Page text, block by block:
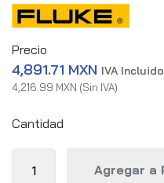
Precio
4,891.71 MXN IVA Incluido
4,216.99 MXN (Sin IVA)
Cantidad